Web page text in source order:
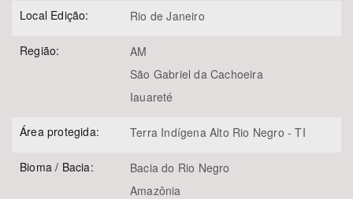
Local Edição: Rio de Janeiro
Região:
AM
São Gabriel da Cachoeira
Iauareté
Área protegida: Terra Indígena Alto Rio Negro - TI
Bioma / Bacia:
Bacia do Rio Negro
Amazônia